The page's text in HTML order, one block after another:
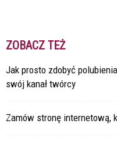
ZOBACZ TEŻ
Jak prosto zdobyć
swój kanał twórcy
Zamów stronę internetową,